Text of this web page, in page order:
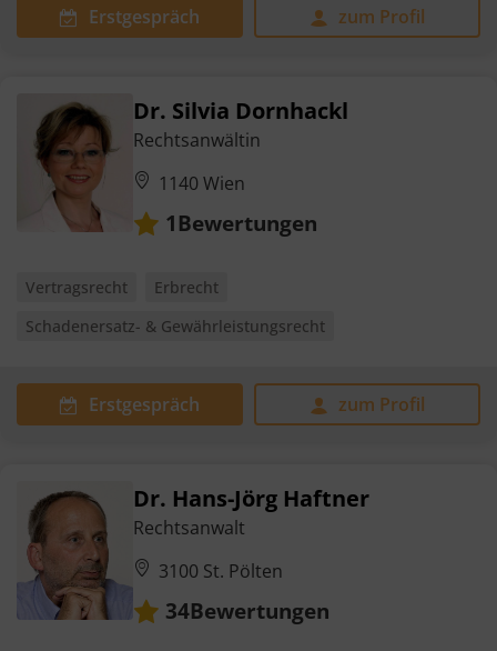
Erstgespräch zum Profil
Dr. Silvia Dornhackl
Rechtsanwältin
1140 Wien
1Bewertungen
Vertragsrecht
Erbrecht
Schadenersatz- & Gewährleistungsrecht
Erstgespräch zum Profil
Dr. Hans-Jörg Haftner
Rechtsanwalt
3100 St. Pölten
34Bewertungen